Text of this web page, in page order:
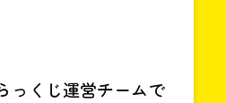
っくじ運営チームで